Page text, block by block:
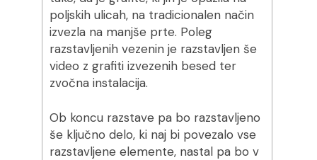
poljskih ulicah, na tradicionalen način
izvezla na manjše prte. Poleg
razstavljenih vezenin je razstavljen še
video z grafiti izvezenih besed ter
zvočna instalacija.
Ob koncu razstave pa bo razstavljeno
še ključno delo, ki naj bi povezalo vse
razstavljene elemente, nastal pa bo v